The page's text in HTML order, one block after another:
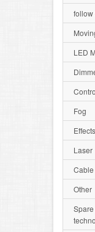
follow
LED
Fog
Effects
Laser
Cable
Other